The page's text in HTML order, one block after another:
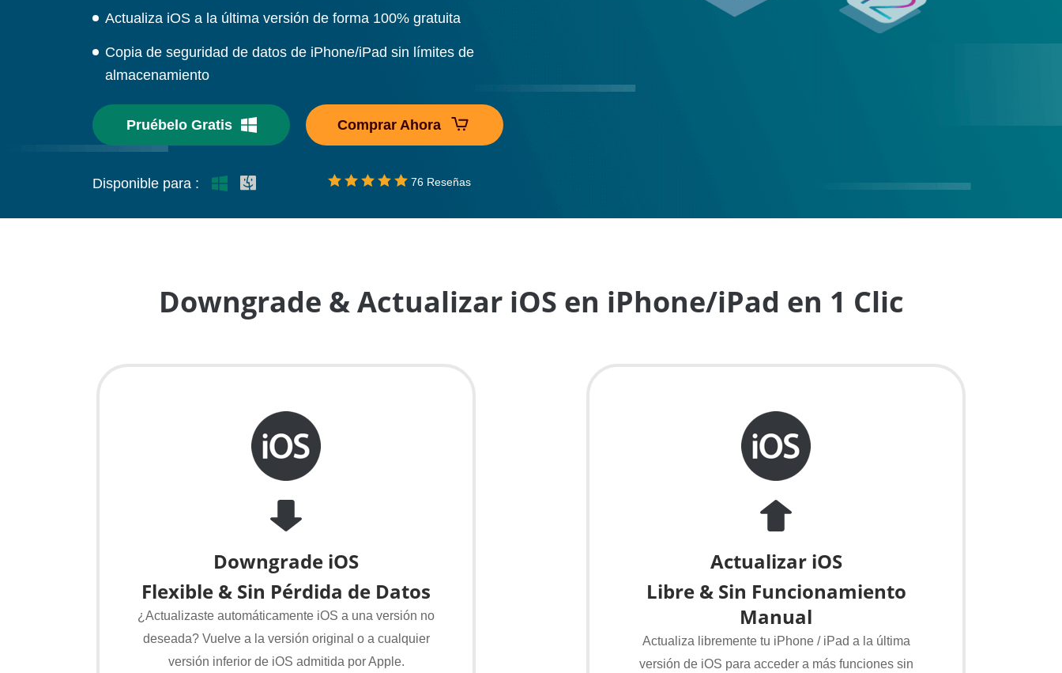
Actualiza iOS a la última versión de forma 100% gratuita
Copia de seguridad de datos de iPhone/iPad sin límites de
almacenamiento
Pruébelo Gratis Comprar Ahora
Disponible para : 76 Reseñas
Downgrade & Actualizar iOS en iPhone/iPad en 1 Clic
Downgrade iOS
Flexible & Sin Pérdida de Datos
¿Actualizaste automáticamente iOS a una versión no
deseada? Vuelve a la versión original o a cualquier
versión inferior de iOS admitida por Apple.
Actualizar iOS
Libre & Sin Funcionamiento
Manual
Actualiza libremente tu iPhone / iPad a la última
versión de iOS para acceder a más funciones sin